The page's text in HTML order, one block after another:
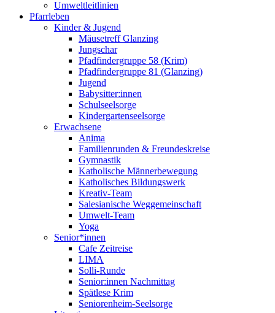
Umweltleitlinien
Pfarrleben
Kinder & Jugend
Mäusetreff Glanzing
Jungschar
Pfadfindergruppe 58 (Krim)
Pfadfindergruppe 81 (Glanzing)
Jugend
Babysitter:innen
Schulseelsorge
Kindergartenseelsorge
Erwachsene
Anima
Familienrunden & Freundeskreise
Gymnastik
Katholische Männerbewegung
Katholisches Bildungswerk
Kreativ-Team
Salesianische Weggemeinschaft
Umwelt-Team
Yoga
Senior*innen
Cafe Zeitreise
LIMA
Solli-Runde
Senior:innen Nachmittag
Spätlese Krim
Seniorenheim-Seelsorge